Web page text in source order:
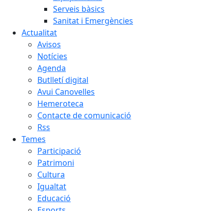
Serveis bàsics
Sanitat i Emergències
Actualitat
Avisos
Notícies
Agenda
Butlletí digital
Avui Canovelles
Hemeroteca
Contacte de comunicació
Rss
Temes
Participació
Patrimoni
Cultura
Igualtat
Educació